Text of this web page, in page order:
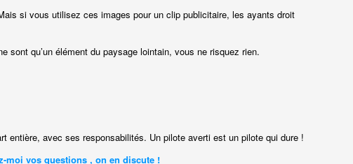
si vous utilisez ces images pour un clip publicitaire, les ayants droit
sont qu’un élément du paysage lointain, vous ne risquez rien.
entière, avec ses responsabilités. Un pilote averti est un pilote qui dure !
moi vos questions , on en discute !